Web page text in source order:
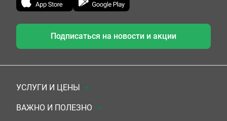
Подписаться на новости и акции
УСЛУГИ И ЦЕНЫ
Анализы
ВАЖНО И ПОЛЕЗНО